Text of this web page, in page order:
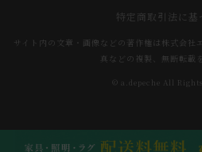
特定商取引法に基
サイト内の文章・画像などの著作権は株式会社
真などの複製、無断転載
© a.depeche All